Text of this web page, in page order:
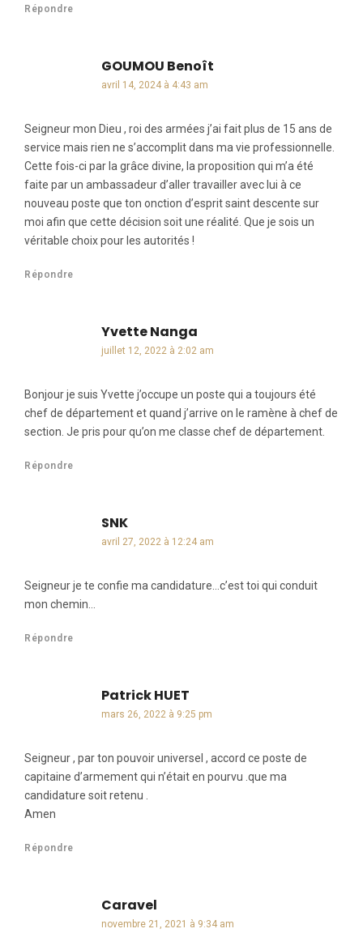
Répondre
GOUMOU Benoît
avril 14, 2024 à 4:43 am
Seigneur mon Dieu , roi des armées j’ai fait plus de 15 ans de
service mais rien ne s’accomplit dans ma vie professionnelle.
Cette fois-ci par la grâce divine, la proposition qui m’a été
faite par un ambassadeur d’aller travailler avec lui à ce
nouveau poste que ton onction d’esprit saint descente sur
moi afin que cette décision soit une réalité. Que je sois un
véritable choix pour les autorités !
Répondre
Yvette Nanga
juillet 12, 2022 à 2:02 am
Bonjour je suis Yvette j’occupe un poste qui a toujours été
chef de département et quand j’arrive on le ramène à chef de
section. Je pris pour qu’on me classe chef de département.
Répondre
SNKdit :
avril 27, 2022 à 12:24 am
Seigneur je te confie ma candidature…c’est toi qui conduit
mon chemin…
Répondre
Patrick HUET
mars 26, 2022 à 9:25 pm
Seigneur , par ton pouvoir universel , accord ce poste de
capitaine d’armement qui n’était en pourvu .que ma
candidature soit retenu .
Amen
Répondre
Caravel
novembre 21, 2021 à 9:34 am